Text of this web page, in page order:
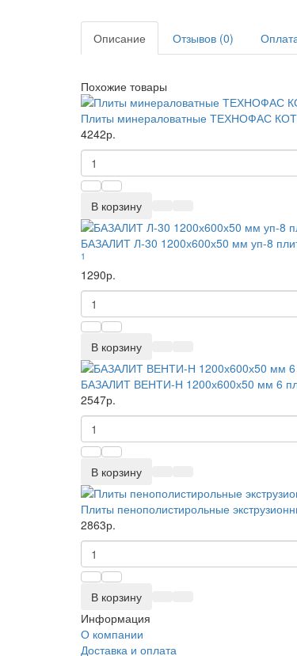
Описание Отзывов (0)
Похожие товары
Плиты минераловатные ТЕХНОФАС
4242р.
В корзину
БАЗАЛИТ Л-30 1200х600х50 мм уп-8
1
1290р.
В корзину
БАЗАЛИТ ВЕНТИ-Н 1200х600х50 мм 6
2547р.
В корзину
Плиты пенополистирольные
2863р.
В корзину
Информация
О компании
Доставка и оплата